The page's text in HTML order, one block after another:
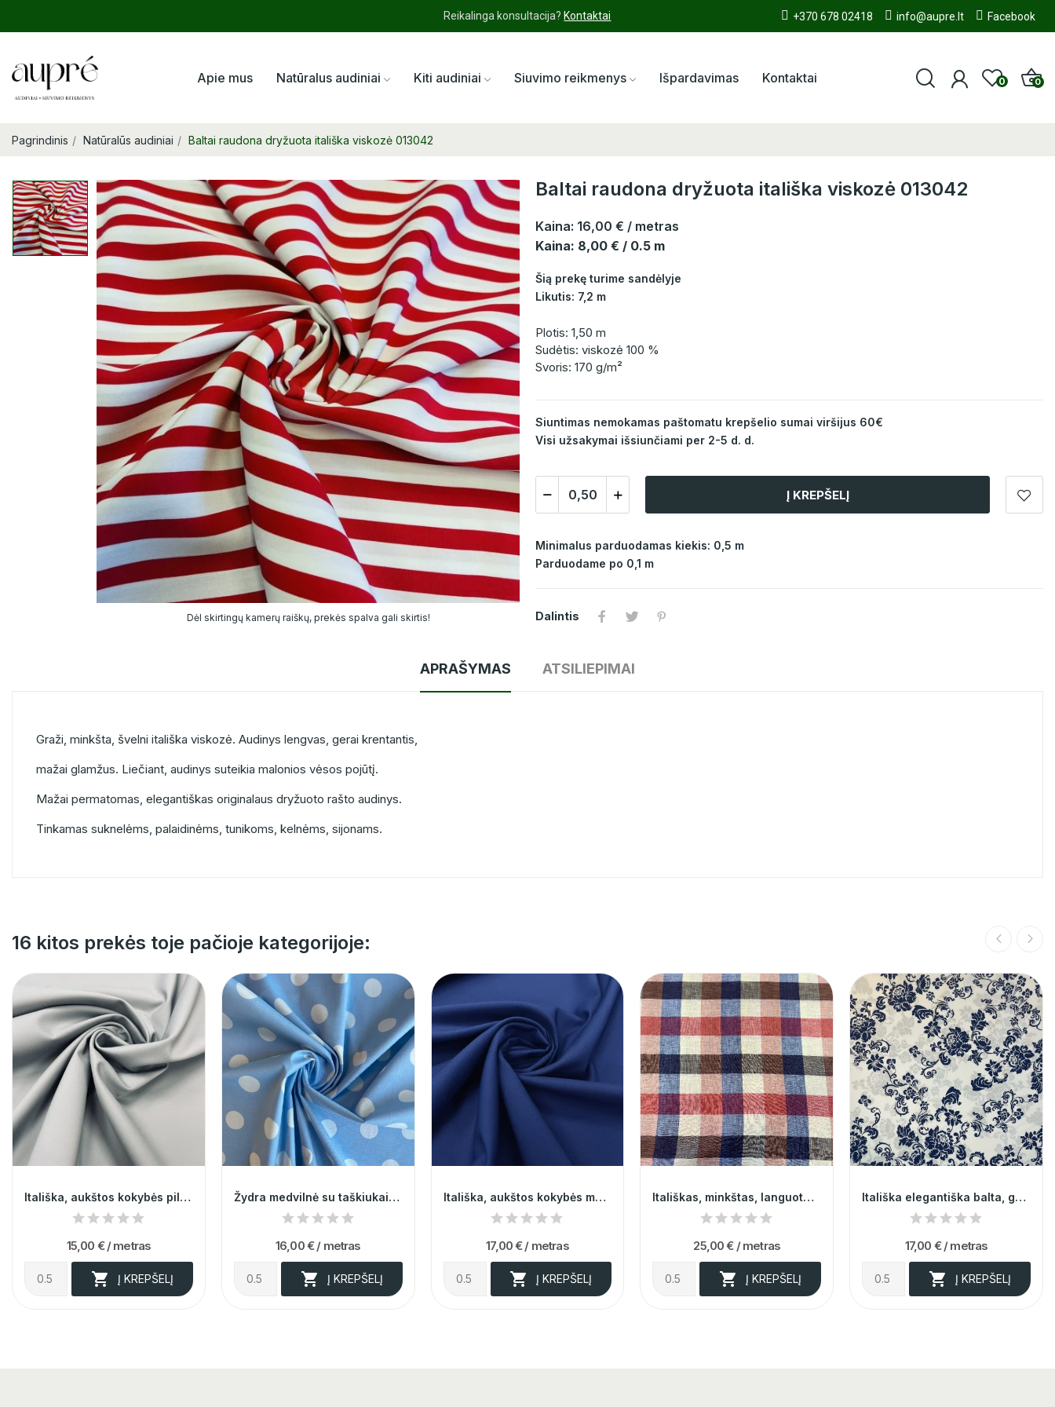
Reikalinga konsultacija? Kontaktai +370 678 02418 info@aupre.lt Facebook
Apie mus Natūralus audiniai Kiti audiniai Siuvimo reikmenys Išpardavimas Kontaktai 0 0
Pagrindinis Natūralūs audiniai Baltai raudona dryžuota itališka viskozė 013042
Dėl skirtingų kamerų raiškų, prekės spalva gali skirtis!
Baltai raudona dryžuota itališka viskozė 013042
Kaina: 16,00 € / metras
Kaina: 8,00 € / 0.5 m
Šią prekę turime sandėlyje
Likutis: 7,2 m
Plotis: 1,50 m
Sudėtis: viskozė 100 %
Svoris: 170 g/m²
Siuntimas nemokamas paštomatu krepšelio sumai viršijus 60€
Visi užsakymai išsiunčiami per 2-5 d. d.
Į KREPŠELĮ
Minimalus parduodamas kiekis: 0,5 m
Parduodame po 0,1 m
Dalintis
APRAŠYMAS ATSILIEPIMAI
Graži, minkšta, švelni itališka viskozė. Audinys lengvas, gerai krentantis,
mažai glamžus. Liečiant, audinys suteikia malonios vėsos pojūtį.
Mažai permatomas, elegantiškas originalaus dryžuoto rašto audinys.
Tinkamas suknelėms, palaidinėms, tunikoms, kelnėms, sijonams.
16 kitos prekės toje pačioje kategorijoje:
Itališka, aukštos kokybės pilkos spalvos...
15,00 € / metras
 Į KREPŠELĮ
Žydra medvilnė su taškiukais 009668
16,00 € / metras
 Į KREPŠELĮ
Itališka, aukštos kokybės mėlynos spalvos...
17,00 €/ metras
 Į KREPŠELĮ
Itališkas, minkštas, languotas margas linas 012444
25,00 € / metras
 Į KREPŠELĮ
Itališka elegantiška balta, gėlėta medvilnė
17,00 € / metras
 Į KREPŠELĮ